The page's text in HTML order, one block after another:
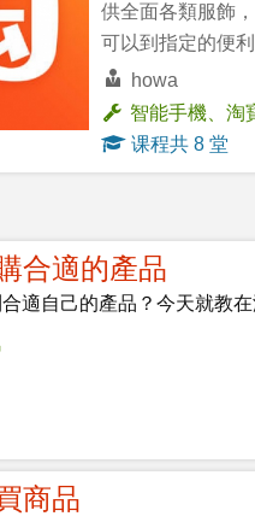
供全面各類服飾
可以到指定的便
howa
智能手機、淘
课程共 8 堂
合適的產品
適自己的產品？今天就教在
商品